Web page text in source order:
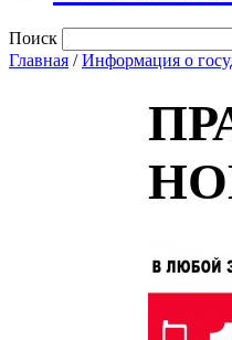
Поиск
Главная /Информация о